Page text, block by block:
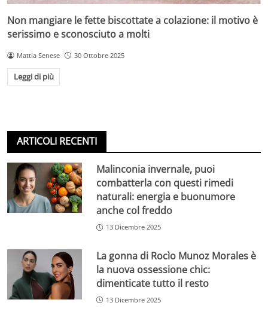
Non mangiare le fette biscottate a colazione: il motivo è
serissimo e sconosciuto a molti
Mattia Senese 30 Ottobre 2025
Leggi di più
ARTICOLI RECENTI
Malinconia invernale, puoi
combatterla con questi rimedi
naturali: energia e buonumore
anche col freddo
13 Dicembre 2025
La gonna di Rocìo Munoz Morales è
la nuova ossessione chic:
dimenticate tutto il resto
13 Dicembre 2025